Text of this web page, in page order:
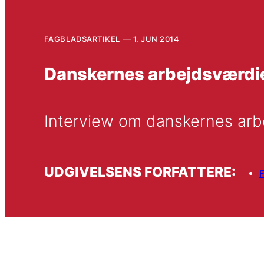
FAGBLADSARTIKEL 1. JUN 2014
Danskernes
Interview om danskernes
UDGIVELSENS FORFATTERE: